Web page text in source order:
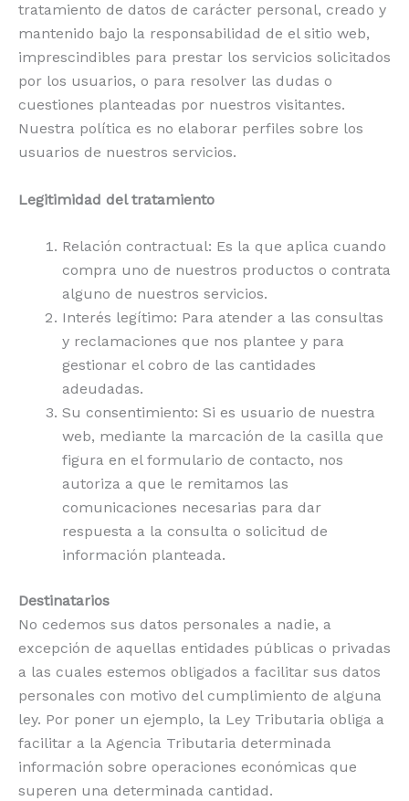
tratamiento de datos de carácter personal, creado y
mantenido bajo la responsabilidad de el sitio web,
imprescindibles para prestar los servicios solicitados
por los usuarios, o para resolver las dudas o
cuestiones planteadas por nuestros visitantes.
Nuestra política es no elaborar perfiles sobre los
usuarios de nuestros servicios.
Legitimidad del tratamiento
Relación contractual: Es la que aplica cuando
compra uno de nuestros productos o contrata
alguno de nuestros servicios.
Interés legítimo: Para atender a las consultas
y reclamaciones que nos plantee y para
gestionar el cobro de las cantidades
adeudadas.
Su consentimiento: Si es usuario de nuestra
web, mediante la marcación de la casilla que
figura en el formulario de contacto, nos
autoriza a que le remitamos las
comunicaciones necesarias para dar
respuesta a la consulta o solicitud de
información planteada.
Destinatarios
No cedemos sus datos personales a nadie, a
excepción de aquellas entidades públicas o privadas
a las cuales estemos obligados a facilitar sus datos
personales con motivo del cumplimiento de alguna
ley. Por poner un ejemplo, la Ley Tributaria obliga a
facilitar a la Agencia Tributaria determinada
información sobre operaciones económicas que
superen una determinada cantidad.